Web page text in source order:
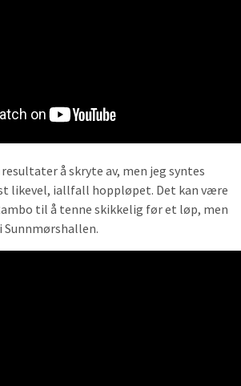
å skryte av, men jeg syntes
likevel, iallfall hoppløpet. Det kan være
til å tenne skikkelig før et løp, men
Sunnmørshallen.